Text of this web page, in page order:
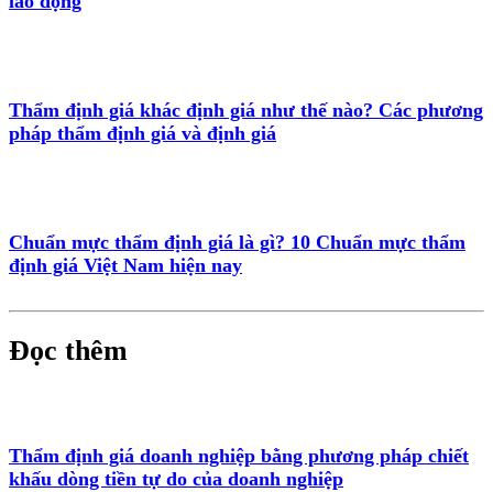
Thẩm định giá khác định giá như thế nào? Các phương
pháp thẩm định giá và định giá
Chuẩn mực thẩm định giá là gì? 10 Chuẩn mực thẩm
định giá Việt Nam hiện nay
Đọc thêm
Thẩm định giá doanh nghiệp bằng phương pháp chiết
khấu dòng tiền tự do của doanh nghiệp